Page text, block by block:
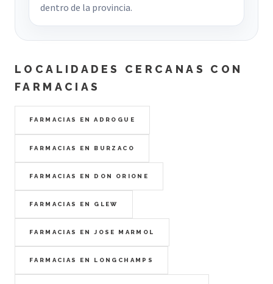
dentro de la provincia.
LOCALIDADES CERCANAS CON
FARMACIAS
FARMACIAS EN ADROGUE
FARMACIAS EN BURZACO
FARMACIAS EN DON ORIONE
FARMACIAS EN GLEW
FARMACIAS EN JOSE MARMOL
FARMACIAS EN LONGCHAMPS